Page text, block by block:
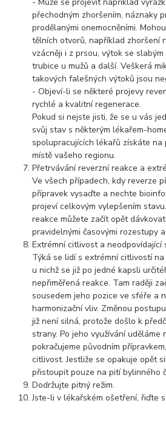
- Může se projevit například
přechodným zhoršením, náznaky
prodělanými onemocněními.
tělních otvorů, například zhoršení
vzácněji i z prsou, výtok se
trubice u mužů a další. Veškerá
takových falešných výtoků jsou
- Objeví-li se některé projevy
rychlé a kvalitní regenerace.
Pokud si nejste jisti, že se u vás
svůj stav s některým lékařem-
spolupracujících lékařů získáte na
místě vašeho regionu.
Přetrvávání reverzní reakce a
Ve všech případech, kdy reverze
přípravek vysaďte a nechte
projeví celkovým vylepšením
reakce můžete začít opět
pravidelnými časovými rozestupy
Extrémní citlivost a neodpovídající
Týká se lidí s extrémní citlivostí
u nichž se již po jedné kapsli
nepřiměřená reakce. Tam raději
sousedem jeho pozice ve sféře a
harmonizační vliv. Změnou
již není silná, protože došlo k
strany. Po jeho využívání uděláme
pokračujeme původním
citlivost. Jestliže se opakuje opět
přistoupit pouze na pití bylinného
Dodržujte pitný režim.
Jste-li v lékařském ošetření, řiďte